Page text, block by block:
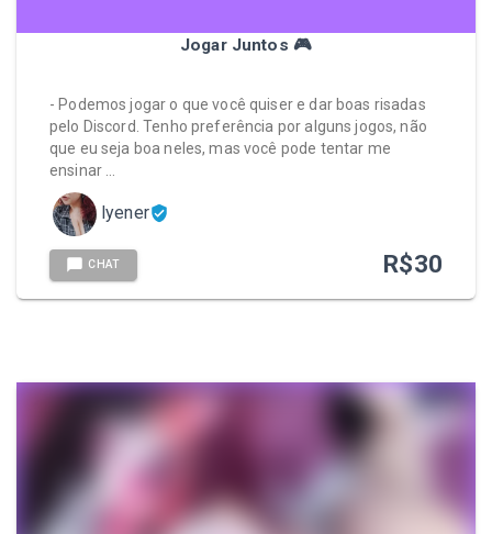
Jogar Juntos 🎮
- Podemos jogar o que você quiser e dar boas risadas
pelo Discord. Tenho preferência por alguns jogos, não
que eu seja boa neles, mas você pode tentar me
ensinar …
lyener
CHAT R$30